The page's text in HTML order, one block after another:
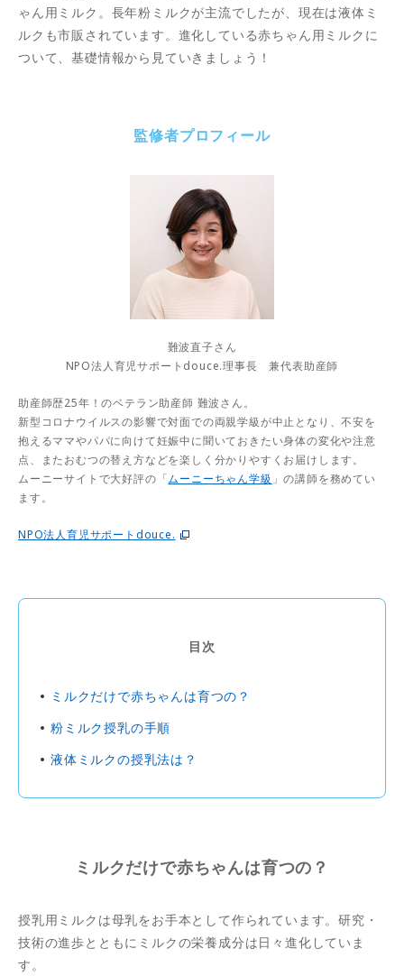
ゃん用ミルク。長年粉ミルクが主流でしたが、現在は液体ミ
ルクも市販されています。進化している赤ちゃん用ミルクに
ついて、基礎情報から見ていきましょう！
監修者プロフィール
難波直子さん
NPO法人育児サポートdouce.理事長 兼代表助産師
助産師歴25年！のベテラン助産師 難波さん。
新型コロナウイルスの影響で対面での両親学級が中止となり、不安を
抱えるママやパパに向けて妊娠中に聞いておきたい身体の変化や注意
点、またおむつの替え方などを楽しく分かりやすくお届けします。
ムーニーサイトで大好評の「ムーニーちゃん学級 」の講師を務めてい
ます。
NPO法人育児サポートdouce.
目次
ミルクだけで赤ちゃんは育つの？
粉ミルク授乳の手順
液体ミルクの授乳法は？
ミルクだけで赤ちゃんは育つの？
授乳用ミルクは母乳をお手本として作られています。研究・
技術の進歩とともにミルクの栄養成分は日々進化していま
す。